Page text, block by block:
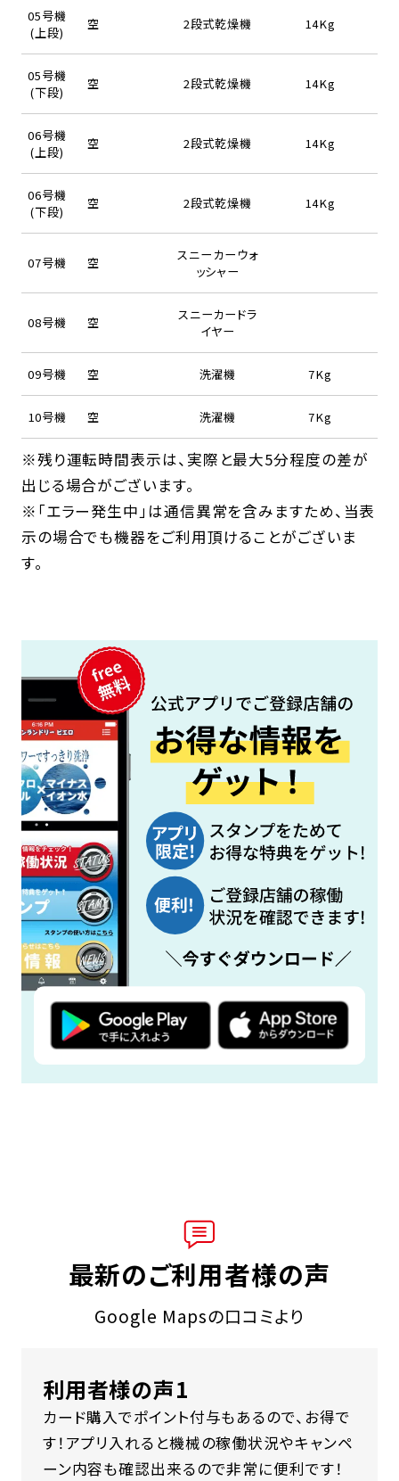
05号機
(上段)
空 2段式乾燥機 14Kg
05号機
(下段)
空 2段式乾燥機 14Kg
06号機
(上段)
空 2段式乾燥機 14Kg
06号機
(下段)
空 2段式乾燥機 14Kg
07号機 空
スニーカーウォ
ッシャー
08号機 空
スニーカードラ
イヤー
09号機 空 洗濯機 7Kg
10号機 空 洗濯機 7Kg
※残り運転時間表示は、実際と最大5分程度の差が
出じる場合がございます。
※「エラー発生中」は通信異常を含みますため、当表
示の場合でも機器をご利用頂けることがございま
す。
最新のご利用者様の声
Google Mapsの口コミより
利用者様の声1
カード購入でポイント付与もあるので、お得で
す！アプリ入れると機械の稼働状況やキャンペ
ーン内容も確認出来るので非常に便利です！